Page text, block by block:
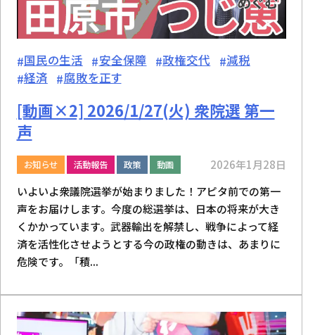
国民の生活 安全保障 政権交代
減税
経済
腐敗を正す
[動画×2] 2026/1/27(火) 衆院選 第一
声
お知らせ 活動報告 政策 動画
2026年1月28日
いよいよ衆議院選挙が始まりました！アピタ前での第一
声をお届けします。今度の総選挙は、日本の将来が大き
くかかっています。武器輸出を解禁し、戦争によって経
済を活性化させようとする今の政権の動きは、あまりに
危険です。「積...